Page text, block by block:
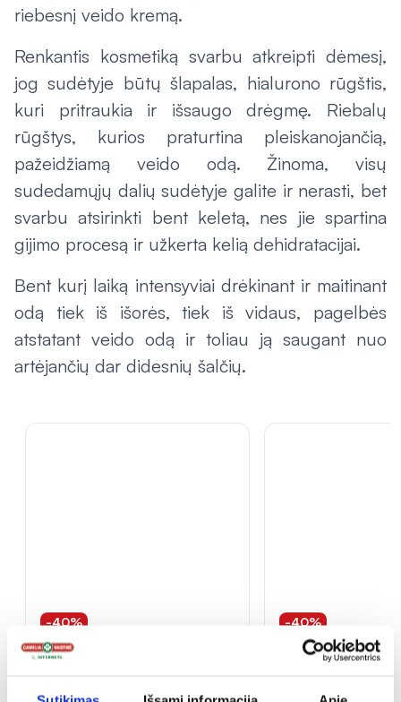
riebesnį veido kremą.
Renkantis kosmetiką svarbu atkreipti dėmesį,
jog sudėtyje būtų šlapalas, hialurono rūgštis,
kuri pritraukia ir išsaugo drėgmę. Riebalų
rūgštys, kurios praturtina pleiskanojančią,
pažeidžiamą veido odą. Žinoma, visų
sudedamųjų dalių sudėtyje galite ir nerasti, bet
svarbu atsirinkti bent keletą, nes jie spartina
gijimo procesą ir užkerta kelią dehidratacijai.
Bent kurį laiką intensyviai drėkinant ir maitinant
odą tiek iš išorės, tiek iš vidaus, pagelbės
atstatant veido odą ir toliau ją saugant nuo
artėjančių dar didesnių šalčių.
-40%
AVA dieninis veido kremas BIO
-40%
AVA veido